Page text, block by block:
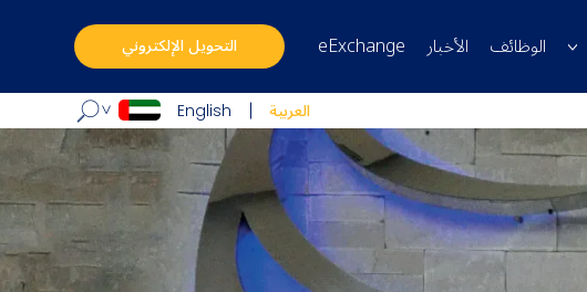
التحويل الإلكتروني الوظائف الأخبار eExchange
العربية English